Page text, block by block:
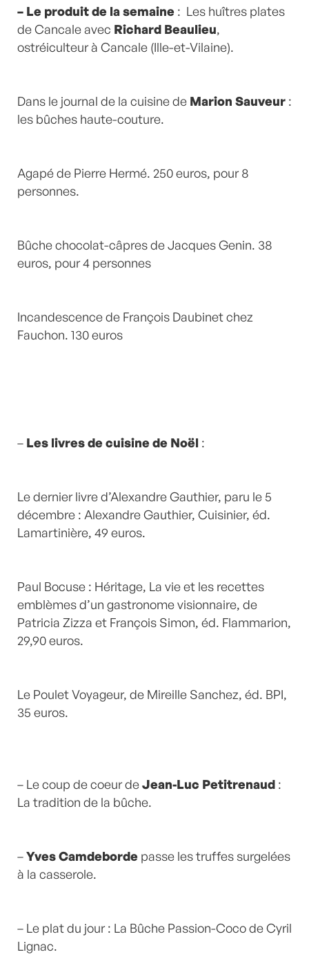
– Le produit de la semaine : Les huîtres plates
de Cancale avec Richard Beaulieu,
ostréiculteur à Cancale (Ille-et-Vilaine).
Dans le journal de la cuisine de Marion Sauveur :
les bûches haute-couture.
Agapé de Pierre Hermé. 250 euros, pour 8
personnes.
Bûche chocolat-câpres de Jacques Genin. 38
euros, pour 4 personnes
Incandescence de François Daubinet chez
Fauchon. 130 euros
– Les livres de cuisine de Noël :
Le dernier livre d’Alexandre Gauthier, paru le 5
décembre : Alexandre Gauthier, Cuisinier, éd.
Lamartinière, 49 euros.
Paul Bocuse : Héritage, La vie et les recettes
emblèmes d’un gastronome visionnaire, de
Patricia Zizza et François Simon, éd. Flammarion,
29,90 euros.
Le Poulet Voyageur, de Mireille Sanchez, éd. BPI,
35 euros.
– Le coup de coeur deJean-Luc Petitrenaud :
La tradition de la bûche.
–Yves Camdeborde passe les truffes surgelées
à la casserole.
– Le plat du jour : La Bûche Passion-Coco de Cyril
Lignac.